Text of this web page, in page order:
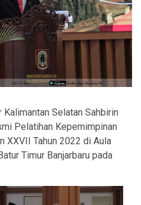
Kalimantan Selatan Sahbirin
Pelatihan Kepemimpinan
XXVII Tahun 2022 di Aula
Timur Banjarbaru pada